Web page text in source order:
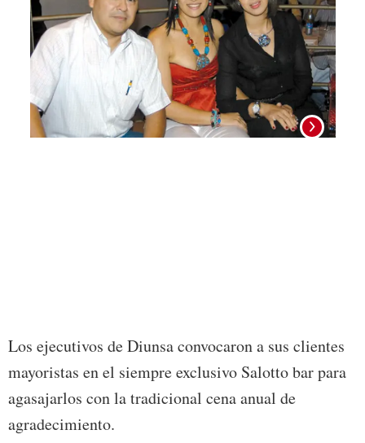
Los ejecutivos de Diunsa convocaron a sus clientes
mayoristas en el siempre exclusivo Salotto bar para
agasajarlos con la tradicional cena anual de
agradecimiento.